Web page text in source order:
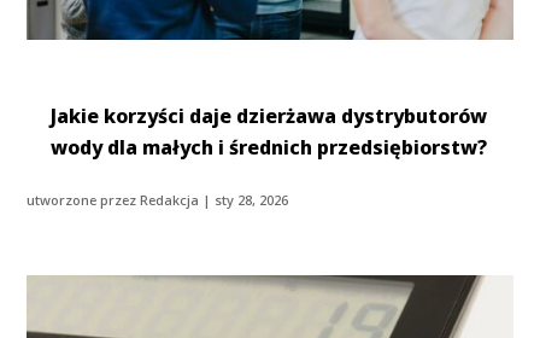
Jakie korzyści daje dzierżawa dystrybutorów
wody dla małych i średnich przedsiębiorstw?
utworzone przezRedakcja | sty 28, 2026